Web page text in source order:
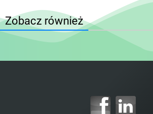
Zobacz również